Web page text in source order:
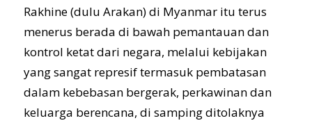
Rakhine (dulu Arakan) di Myanmar itu terus
menerus berada di bawah pemantauan dan
kontrol ketat dari negara, melalui kebijakan
yang sangat represif termasuk pembatasan
dalam kebebasan bergerak, perkawinan dan
keluarga berencana, di samping ditolaknya